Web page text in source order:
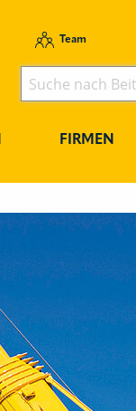
Team
FIRMEN